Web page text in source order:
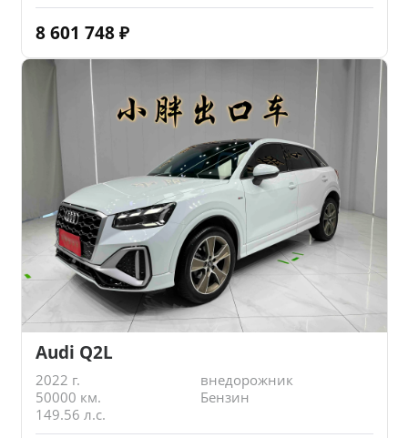
8 601 748 ₽
Audi Q2L
2022 г.
внедорожник
50000 км.
Бензин
149.56 л.с.